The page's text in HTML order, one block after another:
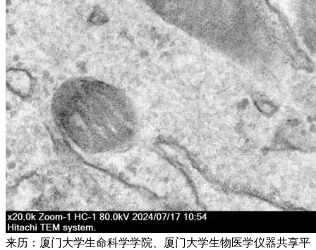
来历：厦门大学生命科学学院、厦门大学生物医学仪器共享平